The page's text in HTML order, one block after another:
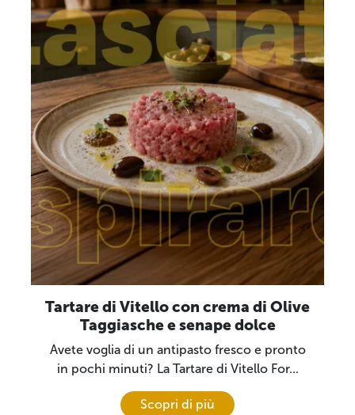
Tartare di Vitello con crema di Olive
Taggiasche e senape dolce
Avete voglia di un antipasto fresco e pronto
in pochi minuti? La Tartare di Vitello For...
Scopri di più